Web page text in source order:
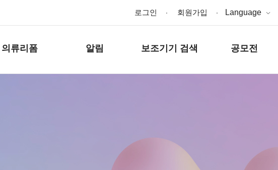
로그인 회원가입 Language
의류리폼 알림 보조기기 검색 공모전